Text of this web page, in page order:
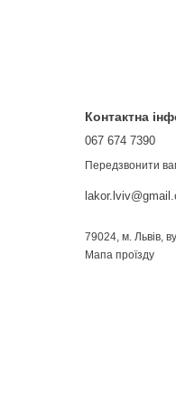
Контактна
067 674 7390
Передзвонити
79024, м. Львів,
Мапа проїзду